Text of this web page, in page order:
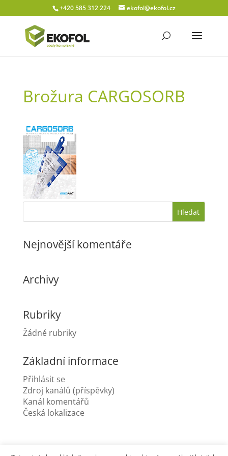
+420 585 312 224 ekofol@ekofol.cz
Brožura CARGOSORB
Nejnovější komentáře
Archivy
Rubriky
Žádné rubriky
Základní informace
Přihlásit se
Zdroj kanálů (příspěvky)
Kanál komentářů
Česká lokalizace